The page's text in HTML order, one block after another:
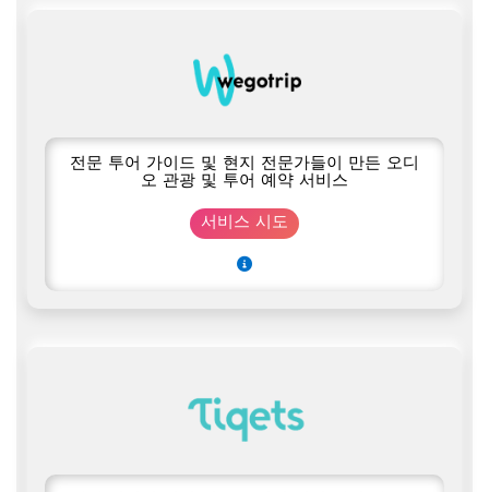
전문 투어 가이드 및 현지 전문가들이 만든 오디
오 관광 및 투어 예약 서비스
서비스 시도